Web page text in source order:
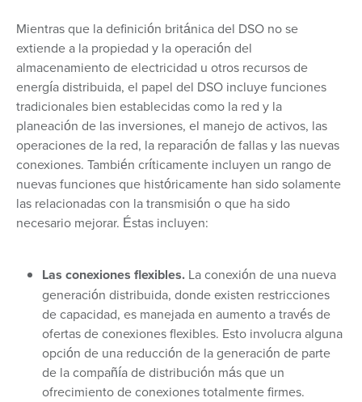
Mientras que la definición británica del DSO no se
extiende a la propiedad y la operación del
almacenamiento de electricidad u otros recursos de
energía distribuida, el papel del DSO incluye funciones
tradicionales bien establecidas como la red y la
planeación de las inversiones, el manejo de activos, las
operaciones de la red, la reparación de fallas y las nuevas
conexiones. También críticamente incluyen un rango de
nuevas funciones que históricamente han sido solamente
las relacionadas con la transmisión o que ha sido
necesario mejorar. Éstas incluyen:
Las conexiones flexibles. La conexión de una nueva
generación distribuida, donde existen restricciones
de capacidad, es manejada en aumento a través de
ofertas de conexiones flexibles. Esto involucra alguna
opción de una reducción de la generación de parte
de la compañía de distribución más que un
ofrecimiento de conexiones totalmente firmes.